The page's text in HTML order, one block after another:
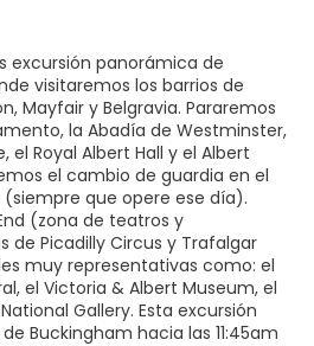
excursión panorámica de
visitaremos los barrios de
Mayfair y Belgravia. Pararemos
la Abadía de Westminster,
el Royal Albert Hall y el Albert
el cambio de guardia en el
que opere ese día).
(zona de teatros y
de Picadilly Circus y Trafalgar
muy representativas como: el
el Victoria & Albert Museum, el
Gallery. Esta excursión
Buckingham hacia las 11:45am